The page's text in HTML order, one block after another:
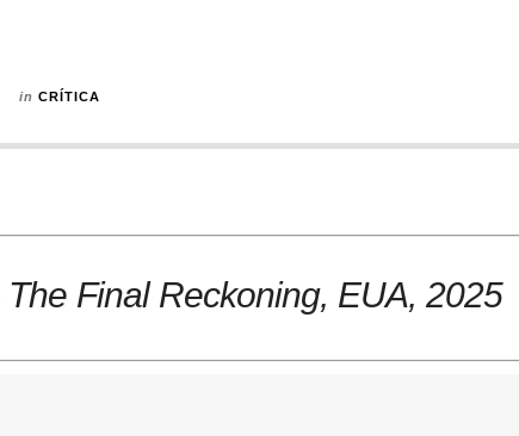
in CRÍTICA
Final Reckoning, EUA, 2025